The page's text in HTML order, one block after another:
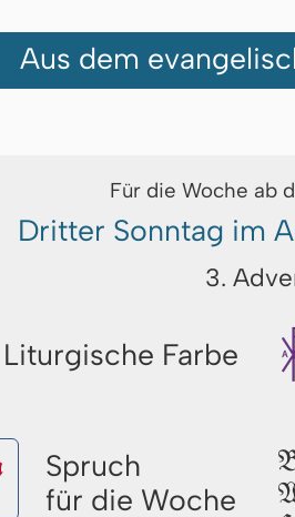
Aus dem
Für die Woche ab
Dritter Sonntag im
3.
Liturgische Farbe
Spruch
für die Woche